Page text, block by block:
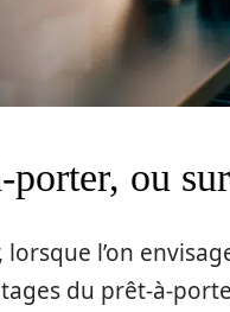
ou
lorsque l’on
du prêt-à-